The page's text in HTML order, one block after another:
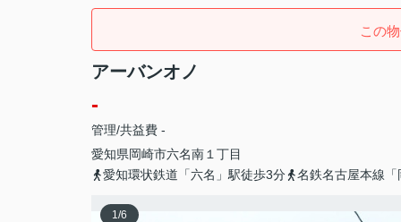
この
アーバンオノ
-
管理/共益費 -
愛知県岡崎市六名南 １丁目
愛知環状鉄道「六名」駅徒歩3分
名鉄名古屋本線
1/6